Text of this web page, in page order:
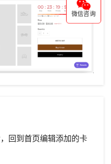
回到首页编辑添加的卡
微信咨询